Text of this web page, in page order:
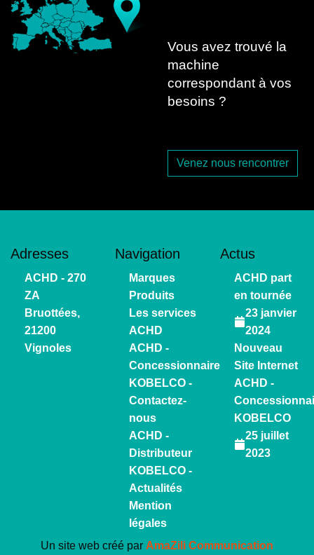
Vous avez trouvé la
machine
correspondant à vos
besoins ?
Venez nous rencontrer
Adresses
ACHD - 270
ZA
Bruottées,
21200
Vignoles
Navigation
Marques
Produits
Les services
ACHD
ACHD -
Concessionnaire
KOBELCO -
Contactez-
nous
ACHD -
Distributeur
KOBELCO -
Actualités
Mention
légales
Actus
ACHD part
en tournée
23 janvier
2024
Nouveau
Site Internet
ACHD -
KOBELCO
25 juillet
2023
Un site web créé par AmaZili Communication